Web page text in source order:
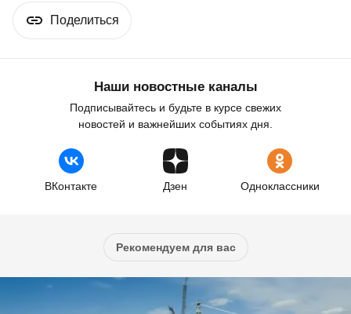
Поделиться
Наши новостные каналы
Подписывайтесь и будьте в курсе свежих
новостей и важнейших событиях дня.
ВКонтакте Дзен Одноклассники
Рекомендуем для вас